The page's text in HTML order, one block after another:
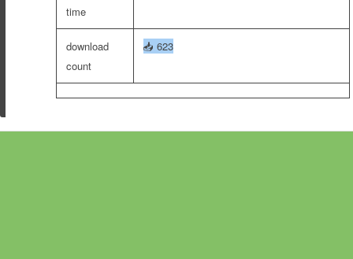
time
download
count
📥 623